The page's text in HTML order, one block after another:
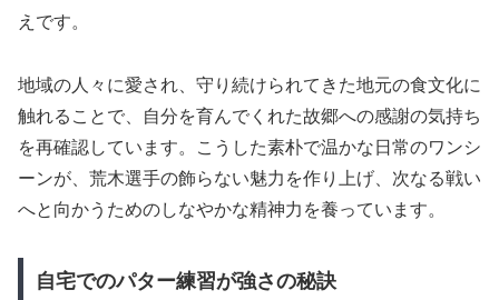
えです。
地域の人々に愛され、守り続けられてきた地元の食文化に
触れることで、自分を育んでくれた故郷への感謝の気持ち
を再確認しています。こうした素朴で温かな日常のワンシ
ーンが、荒木選手の飾らない魅力を作り上げ、次なる戦い
へと向かうためのしなやかな精神力を養っています。
自宅でのパター練習が強さの秘訣